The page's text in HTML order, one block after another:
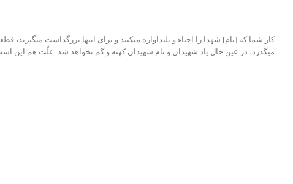
کار شما که [نام] شهدا را احیاء و بلندآوازه میکنید و برای اینها بزرگداشت
میگذرد، در عین حال یاد شهیدان و نام شهیدان کهنه و گم نخواهد شد. علّت هم این